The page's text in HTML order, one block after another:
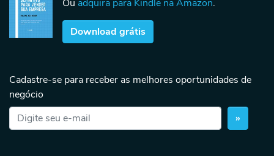
Ou adquira para Kindle na Amazon.
Download grátis
Cadastre-se para receber as melhores oportunidades de
negócio
»